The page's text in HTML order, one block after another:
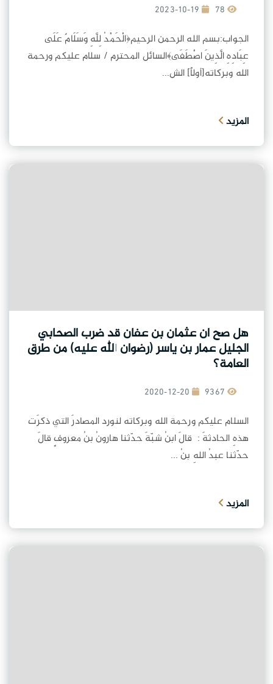
2023-10-19
الجواب:بسم الله الرحمن الرحيم﴿الْحَمْدُ لِلَّهِ وَسَلَامٌ عَلَى
عِبَادِهِ الَّذِينَ اصْطَفَى﴾السائل المحترم / سلام عليكم ورحمة
الله وبركاته[أولاً] الش...
المزيد
هل صح ان عثمان بن عفان قد ضرب الصحابي
الجليل عمار بن ياسر (رضوان الله عليه) من طرق
العامة؟
2020-12-20
السلام عليكم ورحمة الله وبركاته لنورد المصادرَ التي ذكرَت
هذهِ الحادثةَ : قالَ ابنُ شبّةَ حدّثنا هارونُ بنُ معروفٍ قالَ
حدّثنا عبدُ اللهِ بنُ ...
المزيد